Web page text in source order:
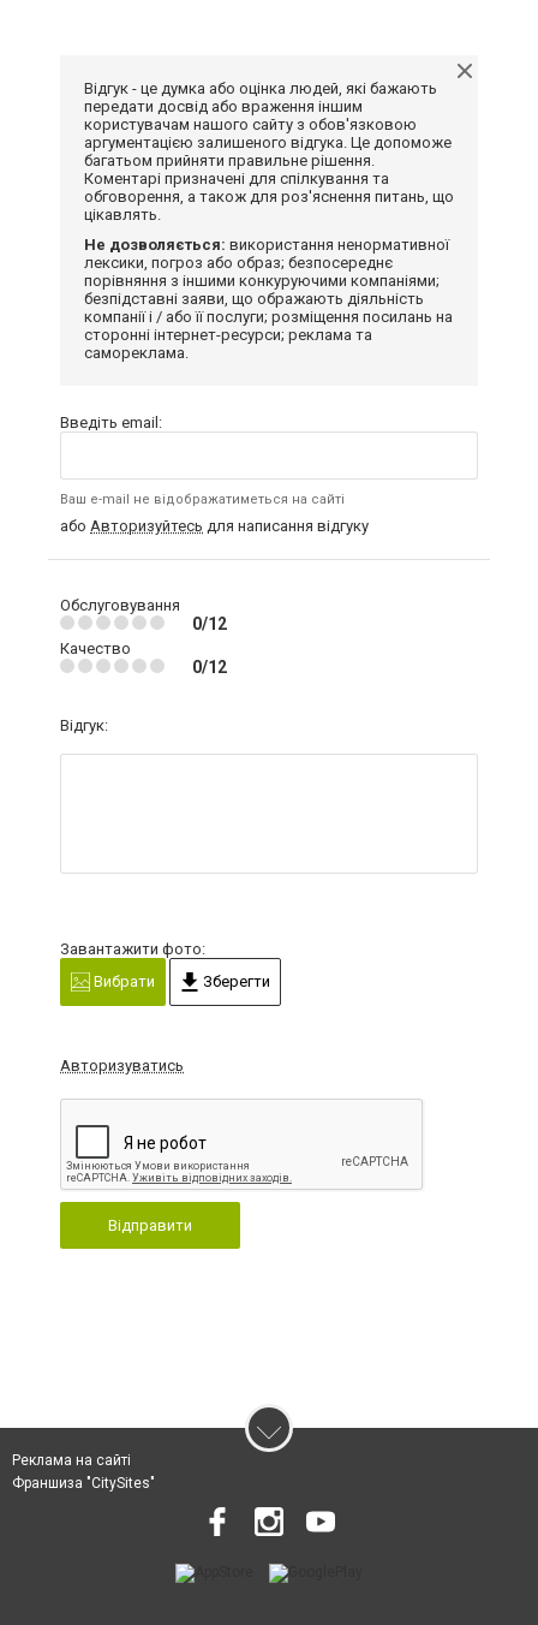
Відгук - це думка або оцінка людей, які бажають
передати досвід або враження іншим
користувачам нашого сайту з обов'язковою
аргументацією залишеного відгука. Це допоможе
багатьом прийняти правильне рішення.
Коментарі призначені для спілкування та
обговорення, а також для роз'яснення питань, що
цікавлять.
Не дозволяється: використання ненормативної
лексики, погроз або образ; безпосереднє
порівняння з іншими конкуруючими компаніями;
безпідставні заяви, що ображають діяльність
компанії і / або її послуги; розміщення посилань на
сторонні інтернет-ресурси; реклама та
самореклама.
Введіть email:
Ваш e-mail не відображатиметься на сайті
або Авторизуйтесь для написання відгуку
Обслуговування
0/12
Качество
0/12
Відгук:
Завантажити фото:
Вибрати
Зберегти
Авторизуватись
Відправити
Реклама на сайті
Франшиза "CitySites"